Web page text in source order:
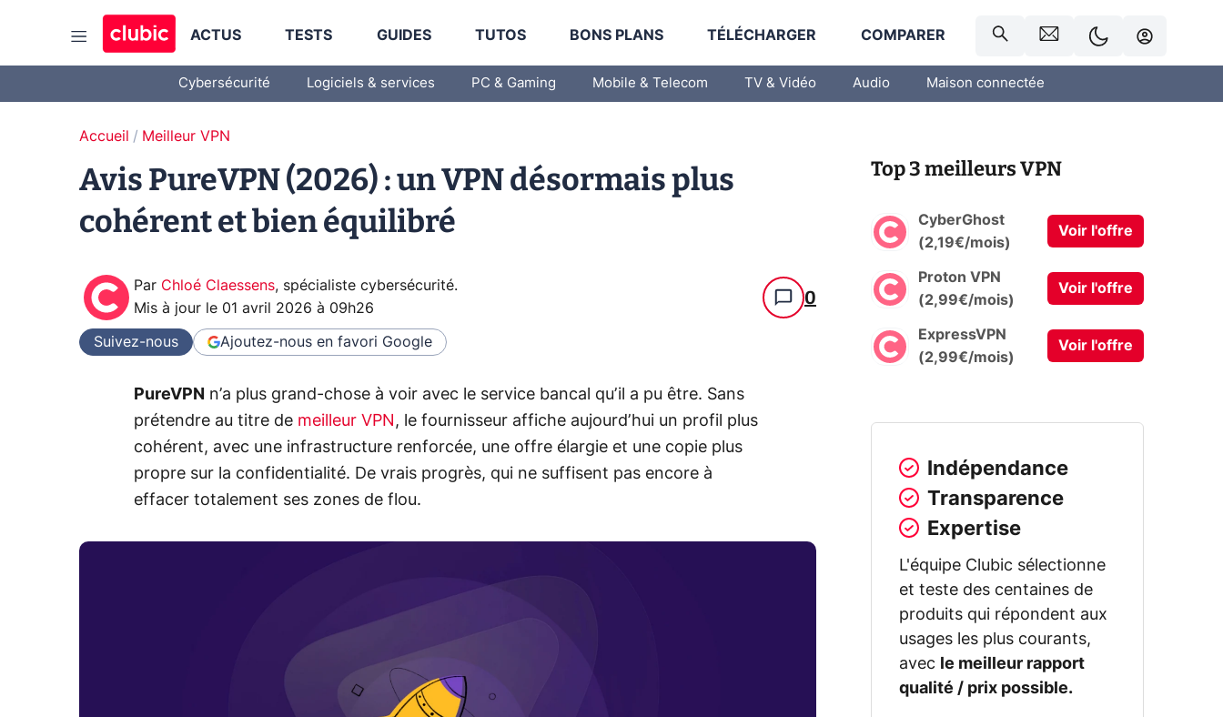
ACTUS TESTS GUIDES TUTOS BONS PLANS TÉLÉCHARGER COMPARER
Cybersécurité Logiciels & services PC & Gaming Mobile & Telecom TV & Vidéo Audio Maison connectée
Accueil Meilleur VPN
Avis PureVPN (2026) : un VPN désormais plus
cohérent et bien équilibré
Par Chloé Claessens, spécialiste cybersécurité.
Mis à jour le 01 avril 2026 à 09h26 0
Suivez-nous Ajoutez-nous en favori Google
PureVPN n’a plus grand-chose à voir avec le service bancal qu’il a pu être. Sans
prétendre au titre de meilleur VPN , le fournisseur affiche aujourd’hui un profil plus
cohérent, avec une infrastructure renforcée, une offre élargie et une copie plus
propre sur la confidentialité. De vrais progrès, qui ne suffisent pas encore à
effacer totalement ses zones de flou.
Top 3 meilleurs VPN
CyberGhost
(2,19€/mois)
Voir l'offre
Proton VPN
(2,99€/mois)
Voir l'offre
ExpressVPN
(2,99€/mois)
Voir l'offre
Indépendance
Transparence
Expertise
L'équipe Clubic sélectionne
et teste des centaines de
produits qui répondent aux
usages les plus courants,
avec
le meilleur rapport
qualité / prix possible.